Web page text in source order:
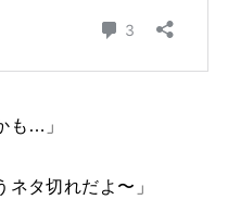
も…」
ネタ切れだよ〜」